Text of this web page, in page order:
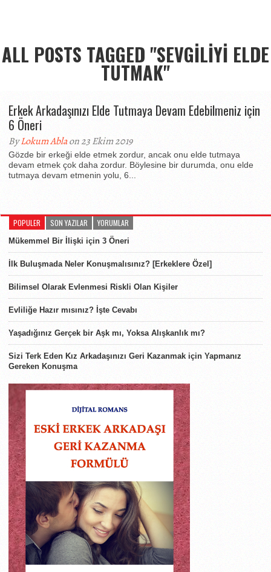
ALL POSTS TAGGED "SEVGILIYI ELDE
TUTMAK"
Erkek Arkadaşınızı Elde Tutmaya Devam Edebilmeniz için
6 Öneri
ByLokum Ablaon 23 Ekim 2019
Gözde bir erkeği elde etmek zordur, ancak onu elde tutmaya
devam etmek çok daha zordur. Böylesine bir durumda, onu elde
tutmaya devam etmenin yolu, 6...
POPULER SON YAZILAR YORUMLAR
Mükemmel Bir İlişki için 3 Öneri
İlk Buluşmada Neler Konuşmalısınız? [Erkeklere Özel]
Bilimsel Olarak Evlenmesi Riskli Olan Kişiler
Evliliğe Hazır mısınız? İşte Cevabı
Yaşadığınız Gerçek bir Aşk mı, Yoksa Alışkanlık mı?
Sizi Terk Eden Kız Arkadaşınızı Geri Kazanmak için Yapmanız
Gereken Konuşma